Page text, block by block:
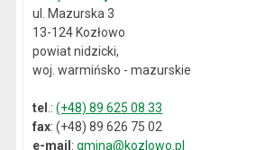
ul. Mazurska 3
13-124 Kozłowo
powiat nidzicki,
woj. warmińsko - mazurskie
tel .:(+48) 89 625 08 33
fax: (+48) 89 626 75 02
e-mail:gmina@kozlowo.pl